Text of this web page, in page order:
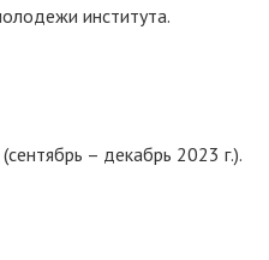
института.
(сентябрь – декабрь 2023 г.).